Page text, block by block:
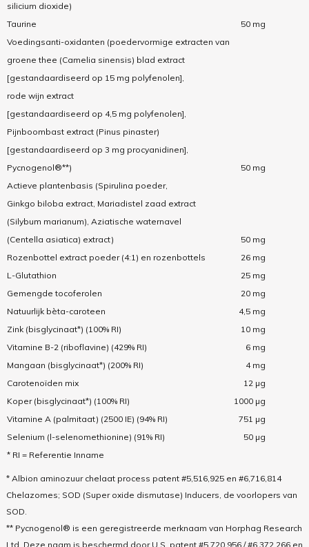
silicium dioxide)
Taurine
50 mg
Voedingsanti-oxidanten (poedervormige extracten van
groene thee (Camelia sinensis) blad extract
[gestandaardiseerd op 15 mg polyfenolen],
rode wijn extract
[gestandaardiseerd op 4,5 mg polyfenolen],
Pijnboombast extract (Pinus pinaster)
[gestandaardiseerd op 3 mg procyanidinen],
Pycnogenol®**)
50 mg
Actieve plantenbasis (Spirulina poeder,
Ginkgo biloba extract, Mariadistel zaad extract
(Silybum marianum), Aziatische waternavel
(Centella asiatica) extract)
50 mg
Rozenbottel extract poeder (4:1) en rozenbottels
26 mg
L-Glutathion
25 mg
Gemengde tocoferolen
20 mg
Natuurlijk bèta-caroteen
4,5 mg
Zink (bisglycinaat*) (100% RI)
10 mg
Vitamine B-2 (riboflavine) (429% RI)
6 mg
Mangaan (bisglycinaat*) (200% RI)
4 mg
Carotenoïden mix
12 µg
Koper (bisglycinaat*) (100% RI)
1000 µg
Vitamine A (palmitaat) (2500 IE) (94% RI)
751 µg
Selenium (l-selenomethionine) (91% RI)
50 µg
* RI = Referentie Inname
* Albion aminozuur chelaat process patent #5,516,925 en #6,716,814
Chelazomes; SOD (Super oxide dismutase) Inducers, de voorlopers van
SOD.
** Pycnogenol® is een geregistreerde merknaam van Horphag Research
Ltd. Deze naam is beschermd door U.S. patent #5,720,956 / #6,372,266 en